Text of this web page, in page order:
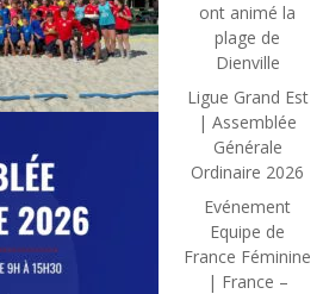
ont animé la
plage de
Dienville
Ligue Grand Est
| Assemblée
Générale
Ordinaire 2026
Evénement
Equipe de
France Féminine
| France –